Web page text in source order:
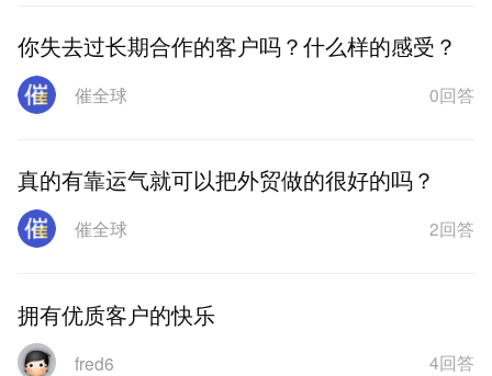
你失去过长期合作的客户吗？什么样的感受？
催全球 0回答
真的有靠运气就可以把外贸做的很好的吗？
催全球 2回答
拥有优质客户的快乐
fred6 4回答